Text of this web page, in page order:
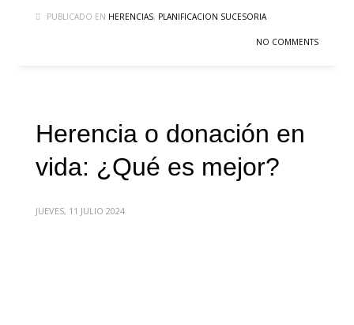
PUBLICADO EN HERENCIAS, PLANIFICACION SUCESORIA
NO COMMENTS
Herencia o donación en
vida: ¿Qué es mejor?
JUEVES, 11 JULIO 2024